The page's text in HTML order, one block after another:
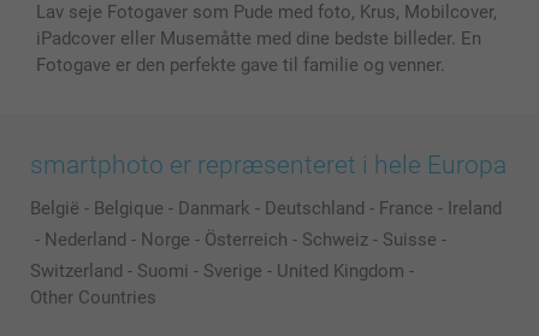
Lav seje Fotogaver som Pude med foto, Krus, Mobilcover,
iPadcover eller Musemåtte med dine bedste billeder. En
Fotogave er den perfekte gave til familie og venner.
smartphoto er repræsenteret i hele Europa
België - Belgique - Danmark - Deutschland - France - Ireland
- Nederland - Norge - Österreich - Schweiz - Suisse -
Switzerland - Suomi - Sverige - United Kingdom -
Other Countries